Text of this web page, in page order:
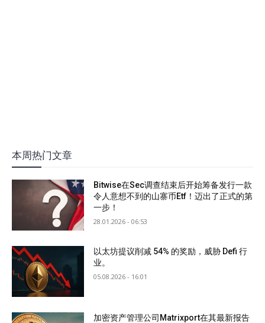
本周热门文章
Bitwise在Sec调查结束后开始筹备发行一款
令人意想不到的山寨币Etf！迈出了正式的第
一步！
28.01.2026 - 06:53
以太坊提议削减 54% 的奖励，威胁 Defi 行
业。
05.08.2026 - 16:01
加密资产管理公司Matrixport在其最新报告